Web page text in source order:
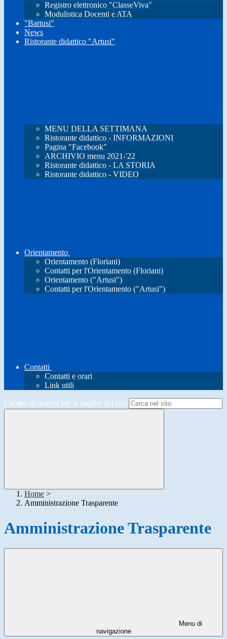
Registro elettronico "ClasseViva"
Modulistica Docenti e ATA
"Bartusi"
News
Ristorante didattico "Artusi"
MENU DELLA SETTIMANA
Ristorante didattico - INFORMAZIONI
Pagina "Facebook"
ARCHIVIO menu 2021-'22
Ristorante didattico - LA STORIA
Ristorante didattico - VIDEO
Orientamento
Orientamento (Floriani)
Contatti per l'Orientamento (Floriani)
Orientamento ("Artusi")
Contatti per l'Orientamento ("Artusi")
Contatti
Contatti e orari
Link utili
Campo di ricerca per le pagine del sito
Home >
Amministrazione Trasparente
Amministrazione Trasparente
Menu di
navigazione